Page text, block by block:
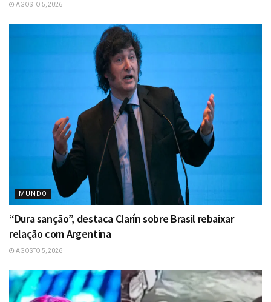
AGOSTO 5, 2026
MUNDO
“Dura sanção”, destaca Clarín sobre Brasil rebaixar
relação com Argentina
AGOSTO 5, 2026